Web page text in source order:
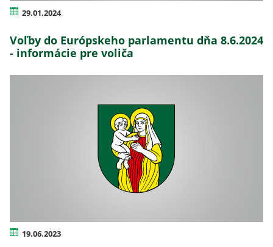
29.01.2024
Voľby do Európskeho parlamentu dňa 8.6.2024
- informácie pre voliča
19.06.2023